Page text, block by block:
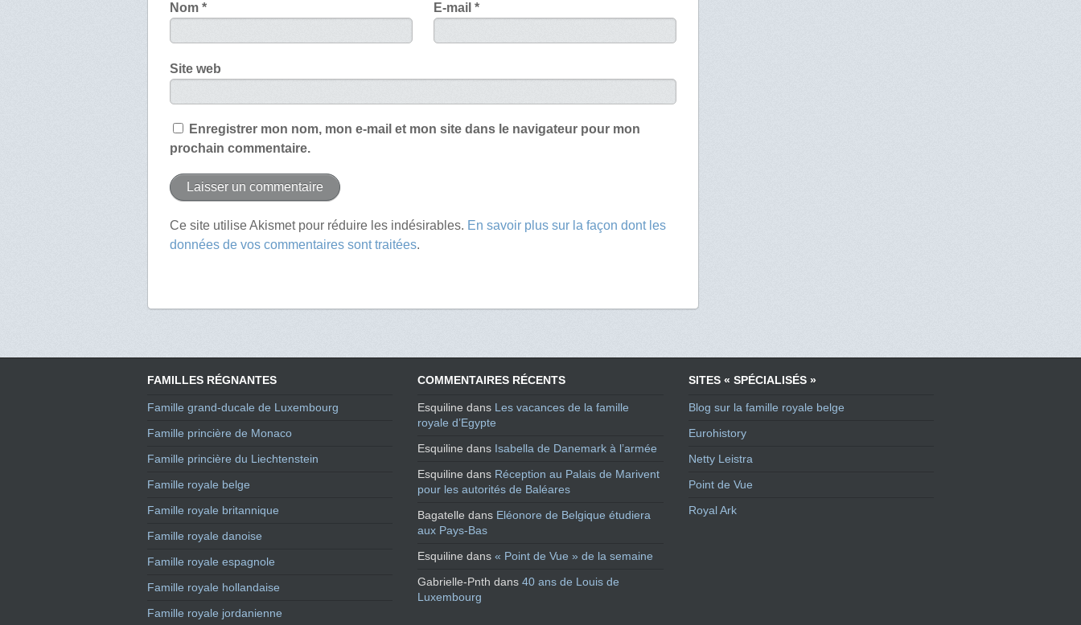
Nom* E-mail *
Site web
Enregistrer mon nom, mon e-mail et mon site dans le navigateur pour mon
prochain commentaire.
Ce site utilise Akismet pour réduire les indésirables. En savoir plus sur la façon dont les
données de vos commentaires sont traitées.
FAMILLES RÉGNANTES
Famille grand-ducale de Luxembourg
Famille princière de Monaco
Famille princière du Liechtenstein
Famille royale belge
Famille royale britannique
Famille royale danoise
Famille royale espagnole
Famille royale hollandaise
Famille royale jordanienne
COMMENTAIRES RÉCENTS
Esquiline dans Les vacances de la famille
royale d’Egypte
Esquiline dans Isabella de Danemark à l’armée
Esquiline dans Réception au Palais de Marivent
pour les autorités de Baléares
Bagatelle dans Eléonore de Belgique étudiera
aux Pays-Bas
Esquiline dans« Point de Vue » de la semaine
Gabrielle-Pnth dans40 ans de Louis de
Luxembourg
SITES « SPÉCIALISÉS »
Blog sur la famille royale belge
Eurohistory
Netty Leistra
Point de Vue
Royal Ark